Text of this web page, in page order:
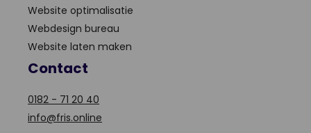
Website optimalisatie
Webdesign bureau
Website laten maken
Contact
0182 - 71 20 40
info@fris.online